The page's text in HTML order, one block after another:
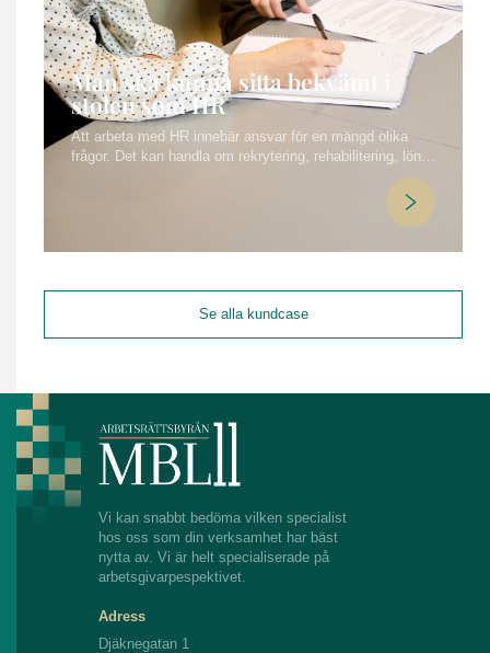
Man ska kunna sitta bekvämt i
stolen som HR
Att arbeta med HR innebär ansvar för en mängd olika
frågor. Det kan handla om rekrytering, rehabilitering, lön
och villkor, introduktion av nyanställda, försäkring och
konflikthantering, kommunikation och chefsstöd samt
Se alla kundcase
Vi kan snabbt bedöma vilken specialist
hos oss som din verksamhet har bäst
nytta av. Vi är helt specialiserade på
arbetsgivarpespektivet.
Adress
Djäknegatan 1